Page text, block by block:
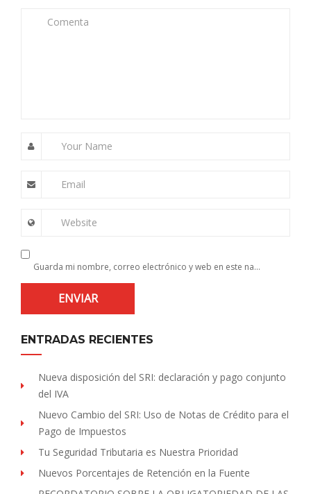
Comenta
Your Name
Email
Website
Guarda mi nombre, correo electrónico y web en este navegador para la próxima vez que comente.
ENTRADAS RECIENTES
Nueva disposición del SRI: declaración y pago conjunto
del IVA
Nuevo Cambio del SRI: Uso de Notas de Crédito para el
Pago de Impuestos
Tu Seguridad Tributaria es Nuestra Prioridad
Nuevos Porcentajes de Retención en la Fuente